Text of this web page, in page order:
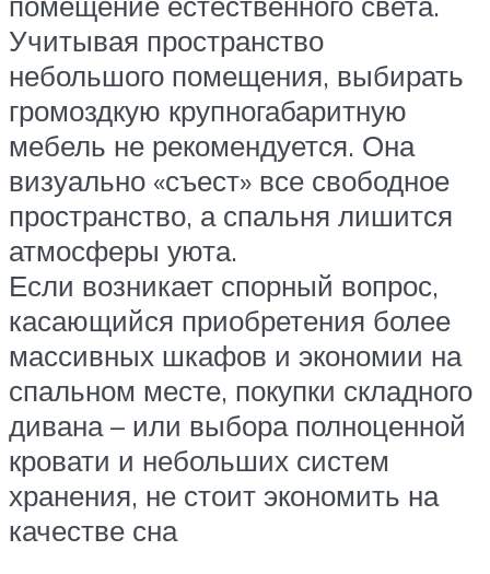
Учитывая пространство
небольшого помещения, выбирать
громоздкую крупногабаритную
мебель не рекомендуется. Она
визуально «съест» все свободное
пространство, а спальня лишится
атмосферы уюта.
Если возникает спорный вопрос,
касающийся приобретения более
массивных шкафов и экономии на
спальном месте, покупки складного
дивана – или выбора полноценной
кровати и небольших систем
хранения, не стоит экономить на
качестве сна